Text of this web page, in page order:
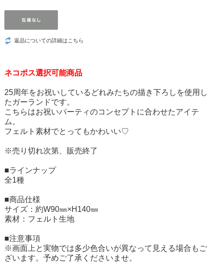
返品についての詳細はこちら
ネコポス選択可能商品
25周年をお祝いしているどれみたちの描き下ろしを使用し
たガーランドです。
こちらはお祝いパーティのコンセプトに合わせたアイテ
ム。
フェルト素材でとってもかわいい♡
※売り切れ次第、販売終了
■ラインナップ
全1種
■商品仕様
サイズ：約W90㎜×H140㎜
素材：フェルト生地
■注意事項
※画面上と実物では多少色合いが異なって見える場合もご
ざいます。予めご了承くださいませ。